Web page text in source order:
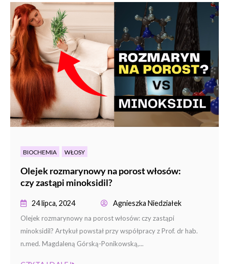
BIOCHEMIA WŁOSY
Olejek rozmarynowy na porost włosów:
czy zastąpi minoksidil?
24 lipca, 2024 Agnieszka Niedziałek
Olejek rozmarynowy na porost włosów: czy zastąpi
minoksidil? Artykuł powstał przy współpracy z Prof. dr hab.
n.med. Magdaleną Górską-Ponikowską,...